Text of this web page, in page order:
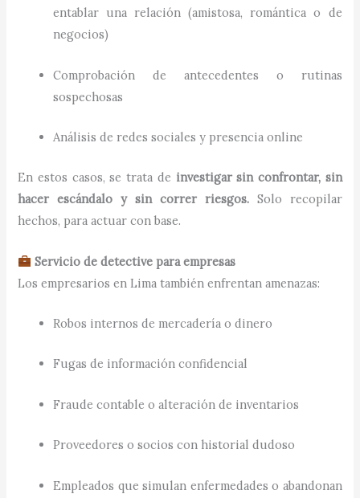
entablar una relación (amistosa, romántica o de
negocios)
Comprobación de antecedentes o rutinas
sospechosas
Análisis de redes sociales y presencia online
En estos casos, se trata de investigar sin confrontar, sin
hacer escándalo y sin correr riesgos.Solo recopilar
hechos, para actuar con base.
Servicio de detective para empresas
Los empresarios en Lima también enfrentan amenazas:
Robos internos de mercadería o dinero
Fugas de información confidencial
Fraude contable o alteración de inventarios
Proveedores o socios con historial dudoso
Empleados que simulan enfermedades o abandonan